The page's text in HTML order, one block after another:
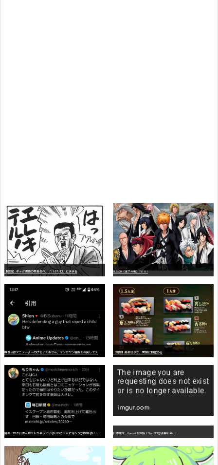
【朗報】ギャグ漫画の最高傑作、「パタリロ」に決まる BLEACH（全７４巻）?!!!!!
【朗報】美樹さやか、愛国に目覚める
識者「我々日本人は円しか使っていないので円安になろうが問題ない」 日本生命、OpenAIを提訴「ChatGPTが非弁行為」